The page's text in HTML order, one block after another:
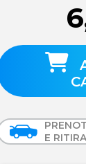
E RITIRA